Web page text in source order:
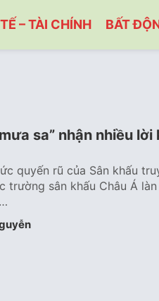
– TÀI CHÍNH BẤT
sa” nhận nhiều
quyến rũ của Sân khấu
trường sân khấu Châu Á